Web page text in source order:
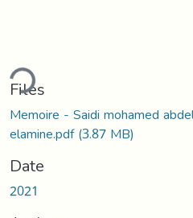
Files
Memoire - Saidi mohamed
elamine.pdf(3.87 MB)
Date
2021